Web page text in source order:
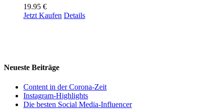
19.95 €
Jetzt Kaufen Details
Neueste Beiträge
Content in der Corona-Zeit
Instagram-Highlights
Die besten Social Media-Influencer